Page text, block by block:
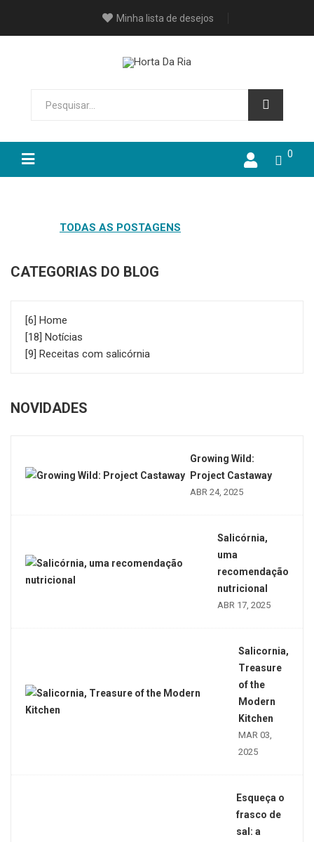
Minha lista de desejos
0
TODAS AS POSTAGENS
CATEGORIAS DO BLOG
[6] Home
[18] Notícias
[9] Receitas com salicórnia
NOVIDADES
Growing Wild:
Project Castaway
ABR 24, 2025
Salicórnia,
uma
recomendação
nutricional
ABR 17, 2025
Salicornia,
Treasure
of the
Modern
Kitchen
MAR 03,
2025
Esqueça o
frasco de
sal: a